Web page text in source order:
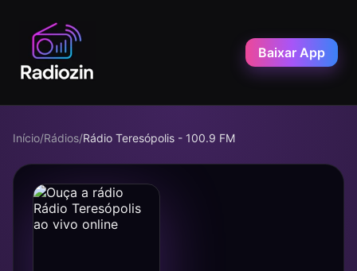
Baixar App
Início/Rádios/Rádio Teresópolis - 100.9 FM